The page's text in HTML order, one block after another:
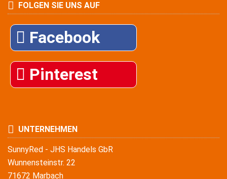
FOLGEN SIE UNS AUF
Facebook
Pinterest
UNTERNEHMEN
SunnyRed - JHS Handels GbR
Wunnensteinstr. 22
71672 Marbach